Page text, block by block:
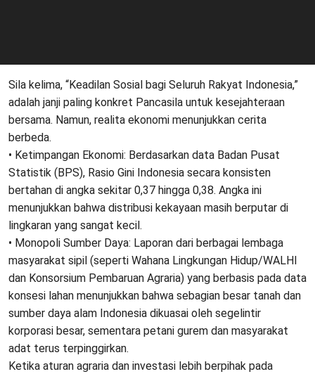
​Sila kelima, “Keadilan Sosial bagi Seluruh Rakyat Indonesia,”
adalah janji paling konkret Pancasila untuk kesejahteraan
bersama. Namun, realita ekonomi menunjukkan cerita
berbeda.
• ​Ketimpangan Ekonomi: Berdasarkan data Badan Pusat
Statistik (BPS), Rasio Gini Indonesia secara konsisten
bertahan di angka sekitar 0,37 hingga 0,38. Angka ini
menunjukkan bahwa distribusi kekayaan masih berputar di
lingkaran yang sangat kecil.
• ​Monopoli Sumber Daya: Laporan dari berbagai lembaga
masyarakat sipil (seperti Wahana Lingkungan Hidup/WALHI
dan Konsorsium Pembaruan Agraria) yang berbasis pada data
konsesi lahan menunjukkan bahwa sebagian besar tanah dan
sumber daya alam Indonesia dikuasai oleh segelintir
korporasi besar, sementara petani gurem dan masyarakat
adat terus terpinggirkan.
​Ketika aturan agraria dan investasi lebih berpihak pada